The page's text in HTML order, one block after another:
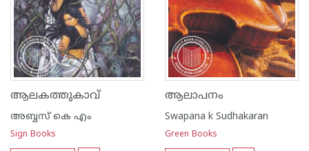
ആലകത്തുകാവ്
അബ്ബസ് കെ എം
Sign Books
ആലാപനം
Swapana k Sudhakaran
Green Books